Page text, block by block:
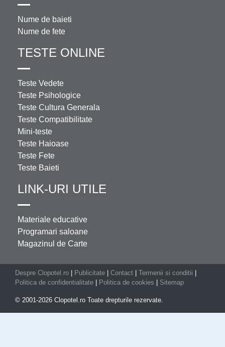
Nume de baieti
Nume de fete
TESTE ONLINE
Teste Vedete
Teste Psihologice
Teste Cultura Generala
Teste Compatibilitate
Mini-teste
Teste Haioase
Teste Fete
Teste Baieti
LINK-URI UTILE
Materiale educative
Programari saloane
Magazinul de Carte
Despre Clopotel.ro Publicitate Contact Termenii si conditii
Politica de confidentialitate
Politica de cookies Sitemap
© 2001-2026 Clopotel.ro Toate drepturile rezervate.